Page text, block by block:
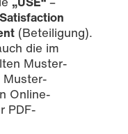
Satisfaction
(Beteiligung).
die im
Muster-
Muster-
Online-
PDF-